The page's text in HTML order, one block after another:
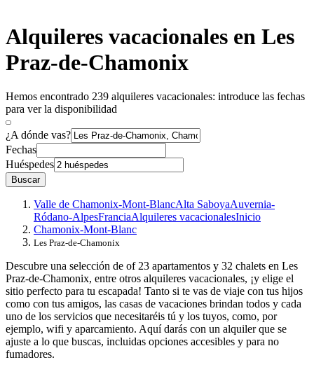
Alquileres vacacionales en Les
Praz-de-Chamonix
Hemos encontrado 239 alquileres vacacionales: introduce las fechas
para ver la disponibilidad
¿A dónde vas?
Fechas
Huéspedes
Buscar
Valle de Chamonix-Mont-BlancAlta SaboyaAuvernia-
Ródano-AlpesFranciaAlquileres vacacionalesInicio
Chamonix-Mont-Blanc
Les Praz-de-Chamonix
Descubre una selección de of 23 apartamentos y 32 chalets en Les
Praz-de-Chamonix, entre otros alquileres vacacionales, ¡y elige el
sitio perfecto para tu escapada! Tanto si te vas de viaje con tus hijos
como con tus amigos, las casas de vacaciones brindan todos y cada
uno de los servicios que necesitaréis tú y los tuyos, como, por
ejemplo, wifi y aparcamiento. Aquí darás con un alquiler que se
ajuste a lo que buscas, incluidas opciones accesibles y para no
fumadores.